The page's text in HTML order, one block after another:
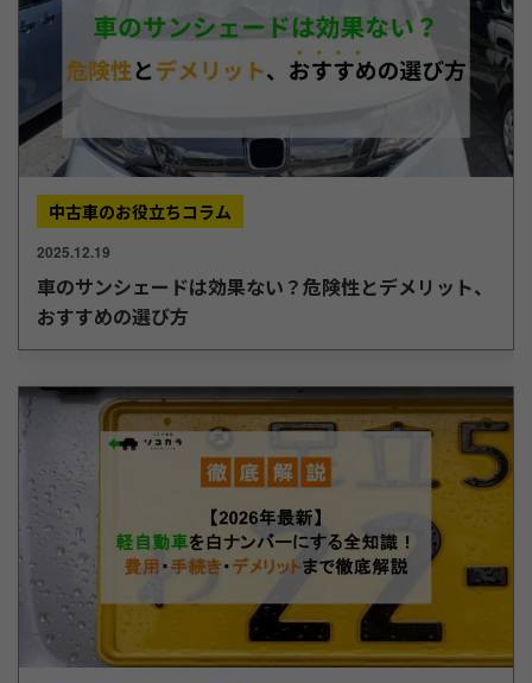
中古車のお役立ちコラム
2025.12.19
車のサンシェードは効果ない？危険性とデメリット、
おすすめの選び方